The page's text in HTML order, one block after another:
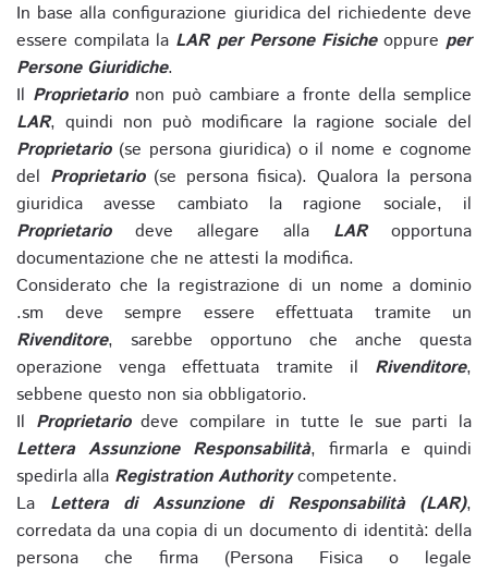
In base alla configurazione giuridica del richiedente deve
essere compilata la LAR per Persone Fisicheoppure per
Persone Giuridiche.
Il Proprietarionon può cambiare a fronte della semplice
LAR, quindi non può modificare la ragione sociale del
Proprietario(se persona giuridica) o il nome e cognome
del Proprietario(se persona fisica). Qualora la persona
giuridica avesse cambiato la ragione sociale, il
Proprietariodeve allegare alla LARopportuna
documentazione che ne attesti la modifica.
Considerato che la registrazione di un nome a dominio
.sm deve sempre essere effettuata tramite un
Rivenditore, sarebbe opportuno che anche questa
operazione venga effettuata tramite il Rivenditore,
sebbene questo non sia obbligatorio.
Il Proprietariodeve compilare in tutte le sue parti la
Lettera Assunzione Responsabilità, firmarla e quindi
spedirla alla Registration Authoritycompetente.
La Lettera di Assunzione di Responsabilità (LAR),
corredata da una copia di un documento di identità: della
persona che firma (Persona Fisica o legale